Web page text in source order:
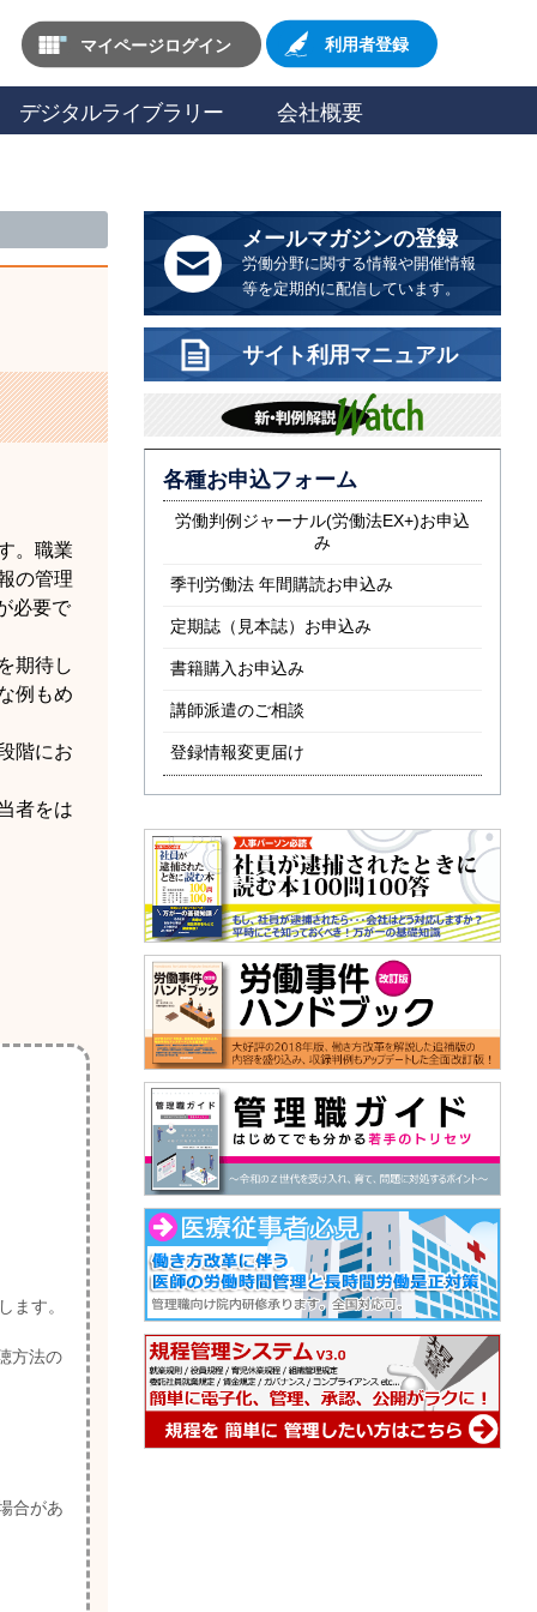
マイページログイン 利用者登録
デジタルライブラリー 会社概要
。職業
の管理
必要で
期待し
例もめ
階にお
者をは
す。
方法の
合があ
メールマガジンの登録
労働分野に関する情報や開催情報
等を定期的に配信しています。
サイト利用マニュアル
各種お申込フォーム
労働判例ジャーナル(労働法EX+)お申込
み
季刊労働法 年間購読お申込み
定期誌（見本誌）お申込み
書籍購入お申込み
講師派遣のご相談
登録情報変更届け